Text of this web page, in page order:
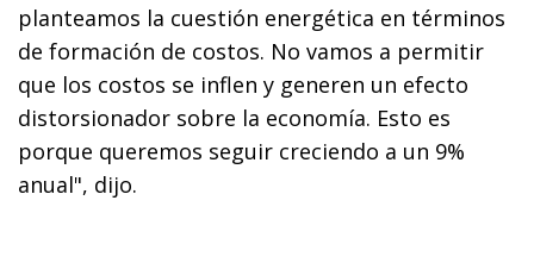
planteamos la cuestión energética en términos
de formación de costos. No vamos a permitir
que los costos se inflen y generen un efecto
distorsionador sobre la economía. Esto es
porque queremos seguir creciendo a un 9%
anual", dijo.